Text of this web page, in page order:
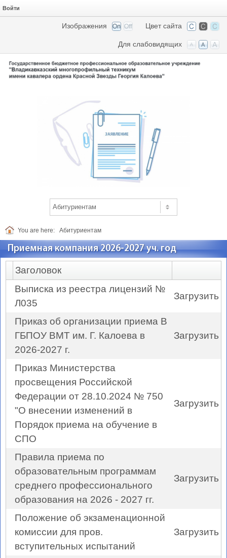
Войти
Цвет сайта
Изображения
Для слабовидящих
You are here: Абитуриентам
Приемная компания 2026-2027 уч. год
Заголовок
Выписка из реестра лицензий №
Л035
Загрузить
Приказ об организации приема В
ГБПОУ ВМТ им. Г. Калоева в
2026-2027 г.
Загрузить
Приказ Министерства
просвещения Российской
Федерации от 28.10.2024 № 750
"О внесении изменений в
Порядок приема на обучение в
СПО
Загрузить
Правила приема по
образовательным программам
среднего профессионального
образования на 2026 - 2027 гг.
Загрузить
Положение об экзаменационной
комиссии для пров.
вступительных испытаний
Загрузить